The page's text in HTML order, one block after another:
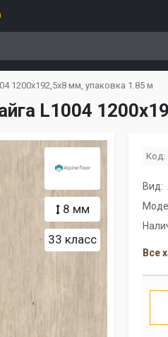
1200х192,5х8 мм, упаковка 1.85 м
L1004
8 мм
33 класс
Код:
Вид:
Все